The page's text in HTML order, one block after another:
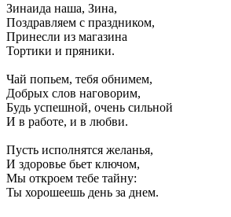
Зинаида наша, Зина,
Поздравляем с праздником,
Принесли из магазина
Тортики и пряники.
Чай попьем, тебя обнимем,
Добрых слов наговорим,
Будь успешной, очень сильной
И в работе, и в любви.
Пусть исполнятся желанья,
И здоровье бьет ключом,
Мы откроем тебе тайну:
Ты хорошеешь день за днем.